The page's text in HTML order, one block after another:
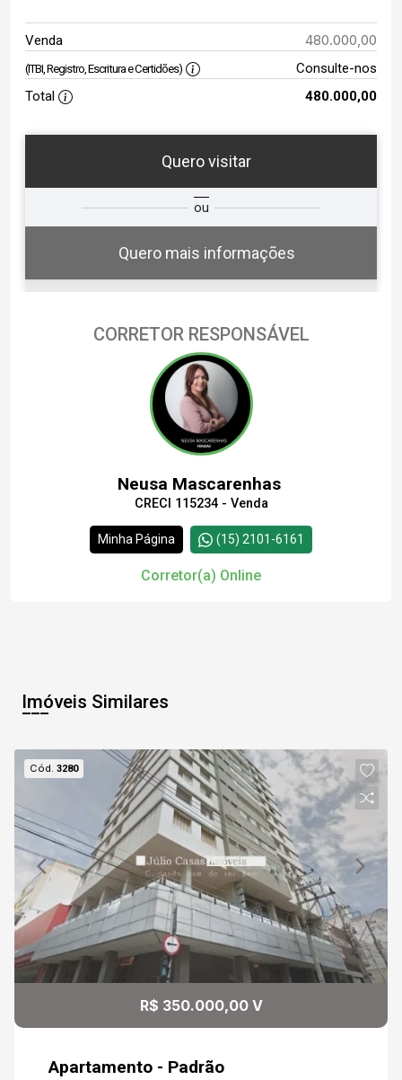
Venda 480.000,00
(ITBI, Registro, Escritura e Certidões)
Consulte-nos
Total
480.000,00
Quero visitar
ou
Quero mais informações
Qual o melhor dia e horário para
você?
11
Aug/Wed
13
07:00
08:00
09:00
09:30
10:00
10:30
11:00
Continuar
CORRETOR RESPONSÁVEL
Neusa Mascarenhas
CRECI 115234 - Venda
Minha Página (15) 2101-6161
Corretor(a) Online
Imóveis Similares
Cód.3280
R$ 350.000,00 V
Apartamento - Padrão